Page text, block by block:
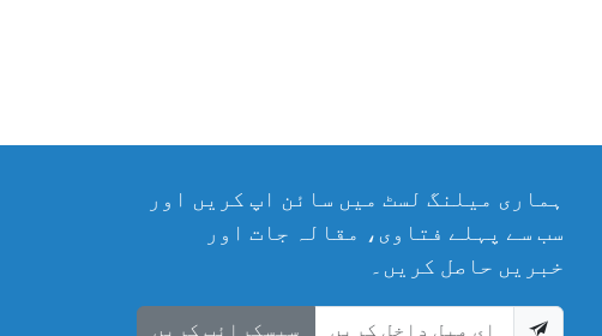
ہماری میلنگ لسٹ میں سائن اپ کریں اور
سب سے پہلے فتاوی، مقالہ جات اور
خبریں حاصل کریں۔
سبسکرائب کریں